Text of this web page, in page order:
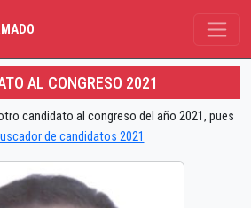
AL CONGRESO 2021
candidato al congreso del año 2021, pues
de candidatos 2021